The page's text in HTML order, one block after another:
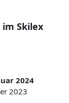
Skilex
2024
2023